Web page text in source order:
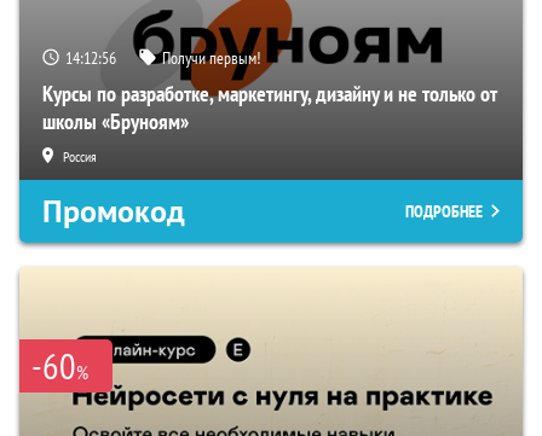
14:12:55 Получи первым!
Курсы по разработке, маркетингу, дизайну и не только от
школы «Бруноям»
Россия
Промокод ПОДРОБНЕЕ
-60%